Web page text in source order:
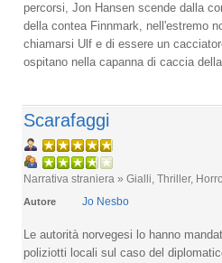
percorsi, Jon Hansen scende dalla
della contea Finnmark, nell'estremo
chiamarsi Ulf e di essere un
ospitano nella capanna di caccia
Scarafaggi
Narrativa straniera » Gialli, Thriller,
Autore Jo Nesbo
Le autorità norvegesi lo hanno
poliziotti locali sul caso del